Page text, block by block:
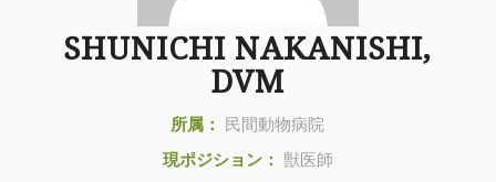
SHUNICHI NAKANISHI,
DVM
所属： 民間動物病院
現ポジション： 獣医師